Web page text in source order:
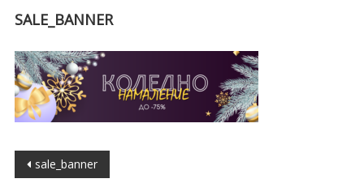
SALE_BANNER
Навигация
sale_banner